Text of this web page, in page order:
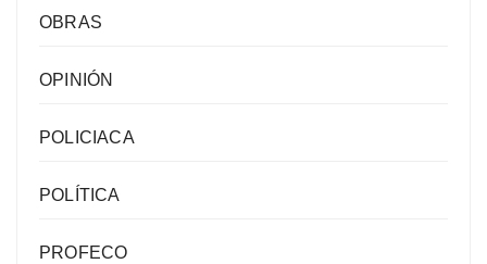
OBRAS
OPINIÓN
POLICIACA
POLÍTICA
PROFECO